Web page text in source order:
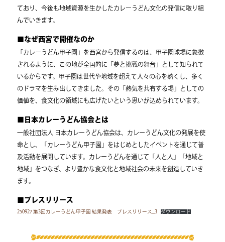
ており、今後も地域資源を生かしたカレーうどん文化の発信に取り組
んでいきます。
■なぜ西宮で開催なのか
「カレーうどん甲子園」を西宮から発信するのは、甲子園球場に象徴
されるように、この地が全国的に「夢と挑戦の舞台」として知られて
いるからです。甲子園は世代や地域を超えて人々の心を熱くし、多く
のドラマを生み出してきました。その「熱気を共有する場」としての
価値を、食文化の領域にも広げたいという思いが込められています。
■日本カレーうどん協会とは
一般社団法人 日本カレーうどん協会は、カレーうどん文化の発展を使
命とし、「カレーうどん甲子園」をはじめとしたイベントを通じて普
及活動を展開しています。カレーうどんを通じて「人と人」「地域と
地域」をつなぎ、より豊かな食文化と地域社会の未来を創造していき
ます。
■プレスリリース
250927 第3回カレーうどん甲子園 結果発表 プレスリリース_3 ダウンロード